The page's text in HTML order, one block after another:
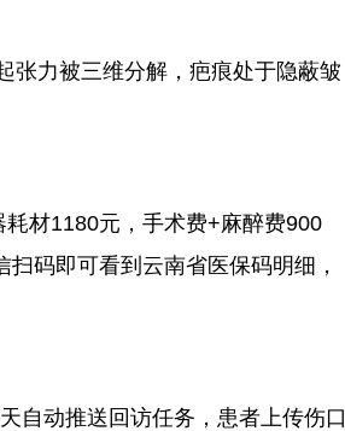
张力被三维分解，疤痕处于隐蔽皱
材1180元，手术费+麻醉费900
码即可看到云南省医保码明细，
自动推送回访任务，患者上传伤口